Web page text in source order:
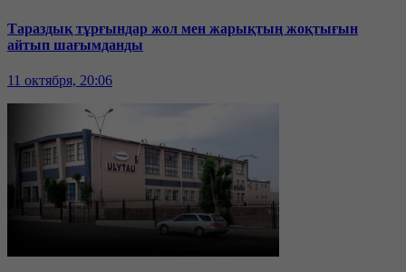
Тараздық тұрғындар жол мен жарықтың жоқтығын
айтып шағымданды
11 октября, 20:06